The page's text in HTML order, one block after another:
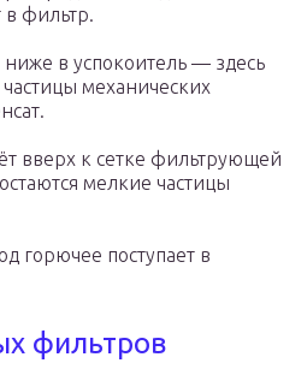
в фильтр.
в успокоитель — здесь
механических
вверх к сетке фильтрующей
мелкие частицы
горючее поступает в
фильтров